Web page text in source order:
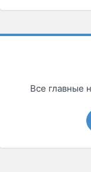
Все главные